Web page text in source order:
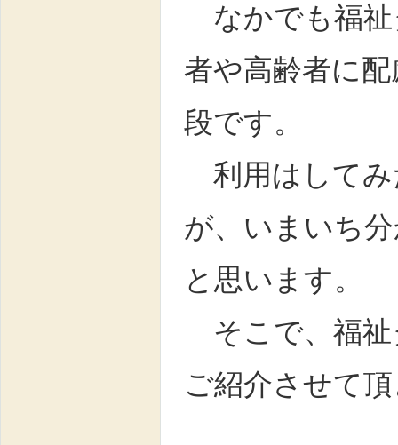
なかでも福祉
者や高齢者に
段です。
利用はしてみ
が、いまいち
と思います。
そこで、福祉
ご紹介させて